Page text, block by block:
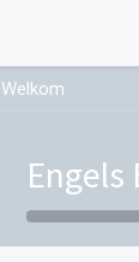
Welkom
Engels